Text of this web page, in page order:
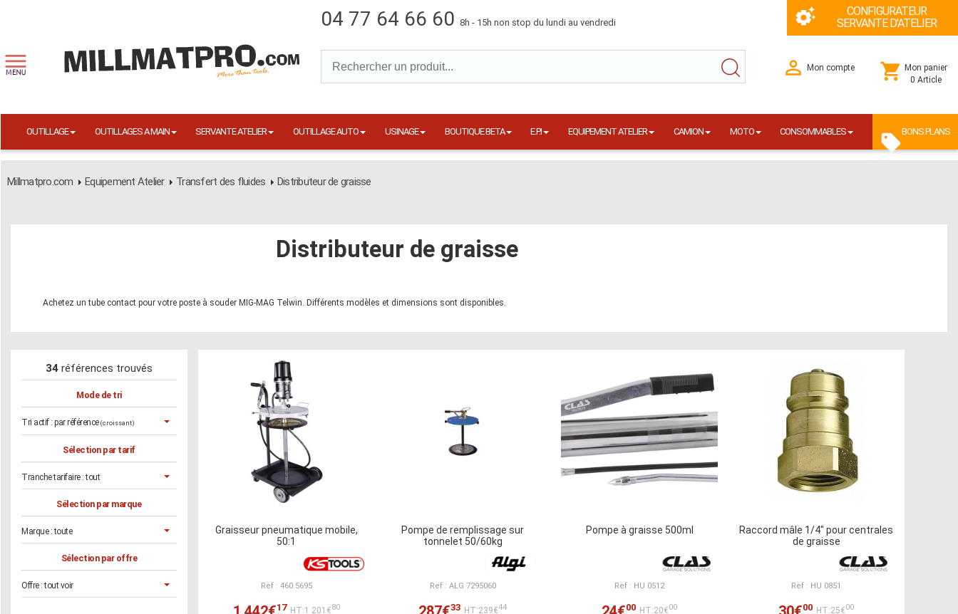
04 77 64 66 60 8h - 15h non stop du lundi au vendredi
CONFIGURATEUR
SERVANTE D'ATELIER
Mon compte
Mon panier
0 Article
OUTILLAGE OUTILLAGES A MAIN SERVANTE ATELIER OUTILLAGE AUTO USINAGE BOUTIQUE BETA E.P.I EQUIPEMENT ATELIER CAMION MOTO CONSOMMABLES BONS PLANS
Millmatpro.com Equipement Atelier Transfert des fluides Distributeur de graisse
Distributeur de graisse
Achetez un tube contact pour votre poste à souder MIG-MAG Telwin. Différents modèles et dimensions sont disponibles.
34références trouvés
Mode de tri
Tri actif : par référence (croissant)
Sélection par tarif
Tranche tarifaire :tout
Sélection par marque
Marque :toute
Sélection par offre
Offre :tout voir
Graisseur pneumatique mobile,
50:1
Ref : 460.5695
17 HT:1 201€80
Pompe de remplissage sur
tonnelet 50/60kg
Ref : ALG 7295060
33 HT:239€44
Pompe à graisse 500ml
Ref : HU 0512
00 HT:20€00
Raccord mâle 1/4" pour centrales
de graisse
Ref : HU 0851
00 HT:25€00